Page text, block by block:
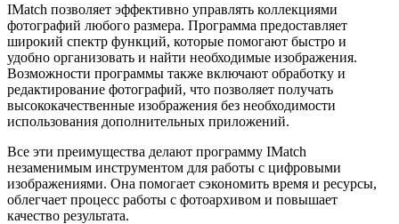
IMatch позволяет эффективно управлять коллекциями
фотографий любого размера. Программа предоставляет
широкий спектр функций, которые помогают быстро и
удобно организовать и найти необходимые изображения.
Возможности программы также включают обработку и
редактирование фотографий, что позволяет получать
высококачественные изображения без необходимости
использования дополнительных приложений.
Все эти преимущества делают программу IMatch
незаменимым инструментом для работы с цифровыми
изображениями. Она помогает сэкономить время и ресурсы,
облегчает процесс работы с фотоархивом и повышает
качество результата.